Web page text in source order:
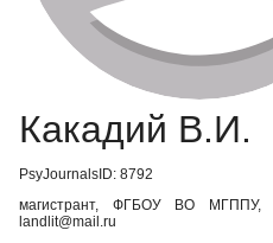
Какадий В.И.
PsyJournalsID: 8792
магистрант, ФГБОУ ВО МГППУ,
landlit@mail.ru